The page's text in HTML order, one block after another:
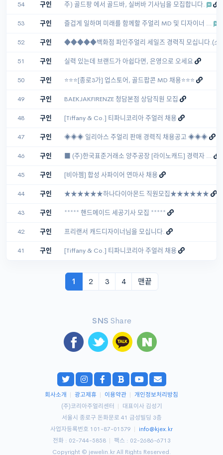
54 구인 주) 골드팡 에서 골드바, 실버바 기사님을 모집합니다.
53 구인 즐겁게 일하며 미래를 함께할 주얼리 MD 및 디자이너 …
52 구인 ◆◆◆◆◆백화점 파인주얼리 세일즈 경력직 모십니다.(
51 구인 실력 있는데 브랜드가 아쉽다면, 은영으로 오세요
50 구인 ⭐⭐⭐[종로3가] 업스토어, 골드팝콘 MD 채용⭐⭐⭐
49 구인 BAEKJAKFIRENZE 청담본점 상담직원 모집
48 구인 [Tiffany & Co.] 티파니코리아 주얼러 채용
47 구인 ◈◈◈ 일리아스 주얼리 판매 경력직 채용공고 ◈◈◈
46 구인 ■ (주)한국표준거래소 양주공장 [라이노캐드] 경력자 …
45 구인 [비아젬] 합성 사파이어 연마사 채용
44 구인 ★★★★★★하나다이아몬드 직원모집★★★★★★
43 구인 ***** 핸드메이드 세공기사 모집 *****
42 구인 프리랜서 캐드디자이너님을 모십니다.
41 구인 [Tiffany & Co.] 티파니코리아 주얼러 채용
1 2 3 4 맨끝
SNS Share
회사소개 광고제휴 이용약관
개인정보처리방침
(주)코리아주얼리센터
대표이사 김성기
서울시 종로구 돈화문로 41 금성빌딩 3층
사업자등록번호 101-87-01579
info@kjex.kr
전화 : 02-744-5858
팩스 : 02-2686-6713
Copyright © jewelin.kr All Rights Reserved.